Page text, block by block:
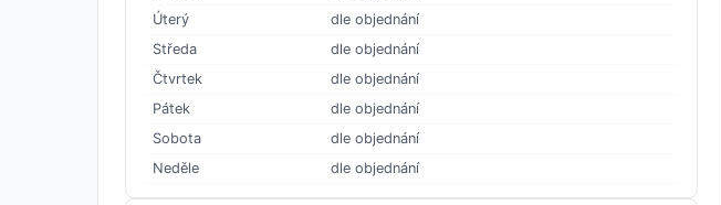
Úterý
dle objednání
Středa
dle objednání
Čtvrtek
dle objednání
Pátek
dle objednání
Sobota
dle objednání
Neděle
dle objednání